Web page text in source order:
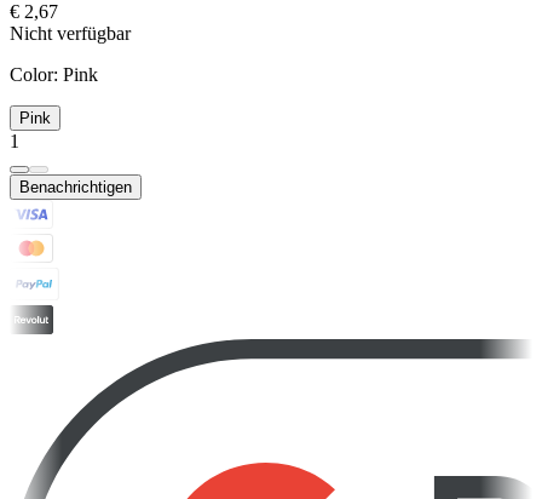
€ 2,67
Nicht verfügbar
Color: Pink
Pink
1
Benachrichtigen